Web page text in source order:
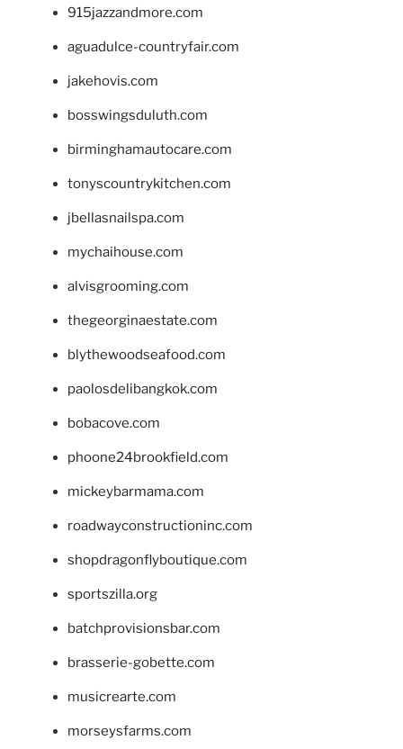
915jazzandmore.com
aguadulce-countryfair.com
jakehovis.com
bosswingsduluth.com
birminghamautocare.com
tonyscountrykitchen.com
jbellasnailspa.com
mychaihouse.com
alvisgrooming.com
thegeorginaestate.com
blythewoodseafood.com
paolosdelibangkok.com
bobacove.com
phoone24brookfield.com
mickeybarmama.com
roadwayconstructioninc.com
shopdragonflyboutique.com
sportszilla.org
batchprovisionsbar.com
brasserie-gobette.com
musicrearte.com
morseysfarms.com